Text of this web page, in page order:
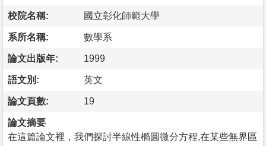
校院名稱: 國立彰化師範大學
系所名稱: 數學系
論文出版年: 1999
語文別: 英文
論文頁數: 19
論文摘要
在這篇論文裡，我們探討半線性橢圓微分方程,在某些無界區